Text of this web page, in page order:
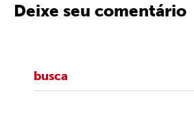
Deixe seu comentário